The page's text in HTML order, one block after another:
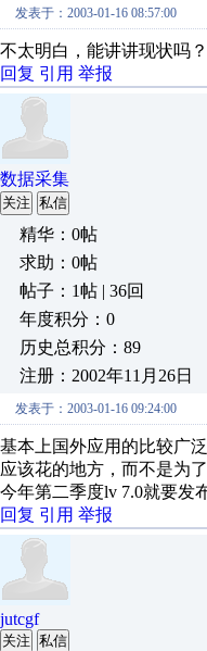
发表于：2003-01-16 08:57:00
不太明白，能讲讲现状吗？
回复 引用 举报
数据采集
关注 私信
精华：0帖
求助：0帖
帖子：1帖 | 36回
年度积分：0
历史总积分：89
注册：2002年11月26日
发表于：2003-01-16 09:24:00
基本上国外应用的比较广
应该花的地方，而不是为
今年第二季度lv 7.0就要发
回复 引用 举报
jutcgf
关注 私信